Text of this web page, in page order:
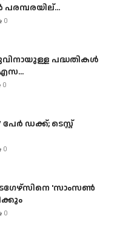
0
പദ്ധതികൾ
0
ഡക്ക്; ടെസ്റ്റ്
0
'സാംസൺ
0